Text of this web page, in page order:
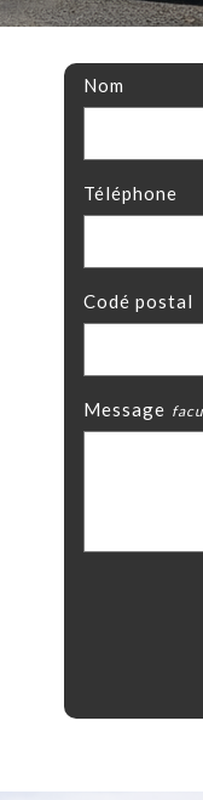
Nom
Téléphone
Codé postal
Message